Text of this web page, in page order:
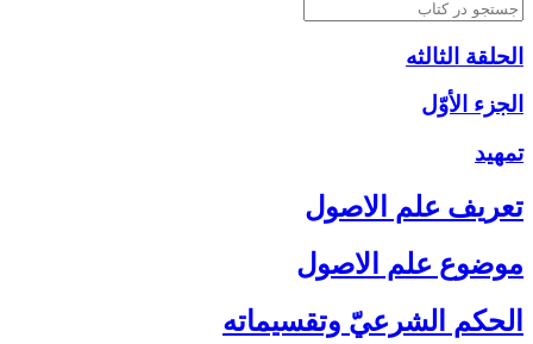
الحلقة الثالثه
الجزء الأوّل‏
تمهيد
تعريف علم الاصول‏
موضوع علم الاصول‏
الحكم الشرعيّ وتقسيماته‏